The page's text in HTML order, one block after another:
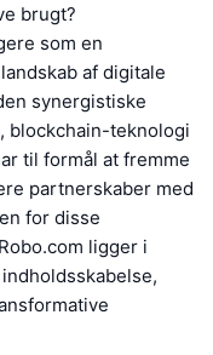
brugt?
som en
af digitale
synergistiske
blockchain-teknologi
til formål at fremme
partnerskaber med
for disse
ligger i